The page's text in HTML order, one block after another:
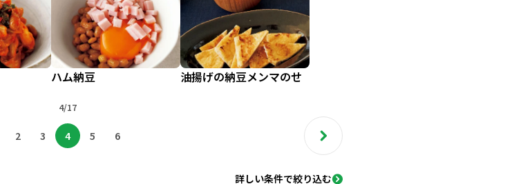
ハム納豆 油揚げの納豆メンマのせ
4/17
2 3 4 5 6
詳しい条件で絞り込む